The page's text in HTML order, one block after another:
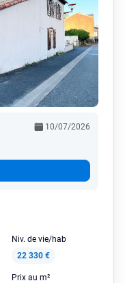
10/07/2026
Niv. de vie/hab
22 330 €
Prix au m²